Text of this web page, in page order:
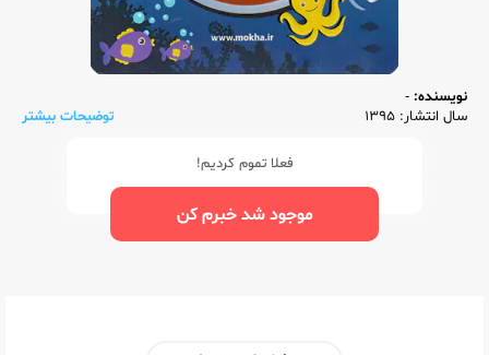
نویسنده: -
سال انتشار: 1395
توضیحات بیشتر
فعلا تموم کردیم!
موجود شد خبرم کن